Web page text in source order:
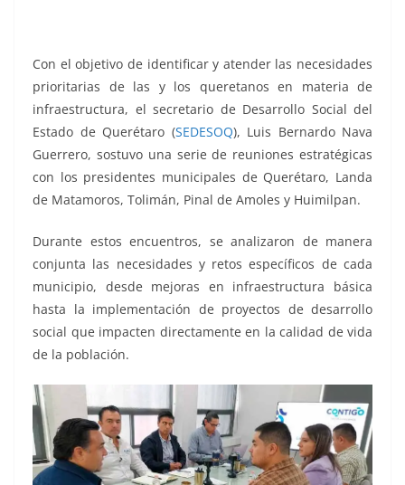
Con el objetivo de identificar y atender las necesidades
prioritarias de las y los queretanos en materia de
infraestructura, el secretario de Desarrollo Social del
Estado de Querétaro (SEDESOQ), Luis Bernardo Nava
Guerrero, sostuvo una serie de reuniones estratégicas
con los presidentes municipales de Querétaro, Landa
de Matamoros, Tolimán, Pinal de Amoles y Huimilpan.
Durante estos encuentros, se analizaron de manera
conjunta las necesidades y retos específicos de cada
municipio, desde mejoras en infraestructura básica
hasta la implementación de proyectos de desarrollo
social que impacten directamente en la calidad de vida
de la población.